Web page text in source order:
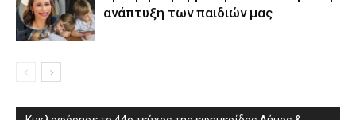
ανάπτυξη των παιδιών µας